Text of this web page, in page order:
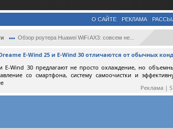
О САЙТЕ РЕКЛАМА
Обзор роутера Huawei WiFi AX3: совсем не...
E-Wind 25 и E-Wind 30 отличаются от обычных
E-Wind 30 предлагают не просто охлаждение, но
со смартфона, систему самоочистки и
Реклама |